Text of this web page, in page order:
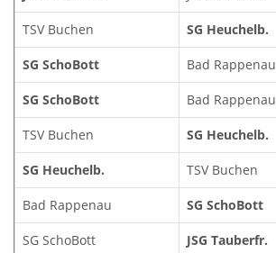
TSV Buchen SG Heuchelb.
SG SchoBott Bad Rappenau
SG SchoBott Bad Rappenau
TSV Buchen SG Heuchelb.
SG Heuchelb. TSV Buchen
Bad Rappenau SG SchoBott
SG SchoBott JSG Tauberfr.